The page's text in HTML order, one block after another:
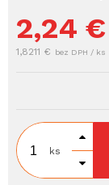
2,24 €
1,8211 € bez DPH / ks
ks